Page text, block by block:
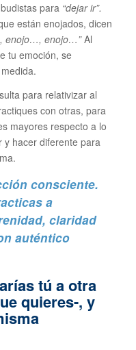
para “dejar ir”.
están enojados, dicen
enojo…, enojo…”Al
tu emoción, se
para relativizar al
con otras, para
mayores respecto a lo
hacer diferente para
consciente.
a
claridad
auténtico
tú a otra
quieres-, y